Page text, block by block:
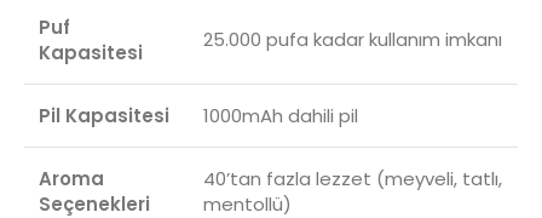
Puf
Kapasitesi
25.000 pufa kadar kullanım imkanı
Pil Kapasitesi 1000mAh dahili pil
Aroma
Seçenekleri
40’tan fazla lezzet (meyveli, tatlı,
mentollü)